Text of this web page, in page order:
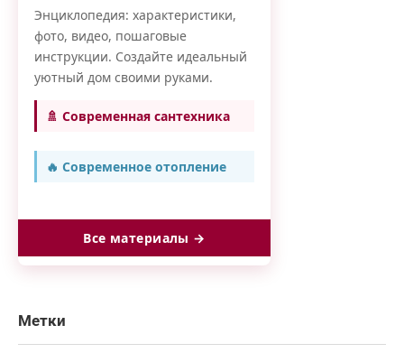
Энциклопедия: характеристики,
фото, видео, пошаговые
инструкции. Создайте идеальный
уютный дом своими руками.
🚿 Современная сантехника
🔥 Современное отопление
Все материалы →
Метки